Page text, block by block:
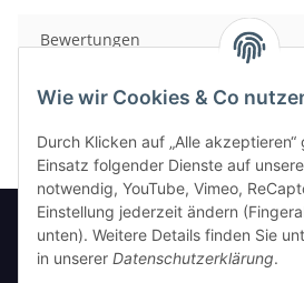
Bewertungen
Informationen
Wie wir Cookies & Co
Durch Klicken auf „Alle
Einsatz folgender Dienste auf
notwendig, YouTube, Vimeo,
Einstellung jederzeit ändern
unten). Weitere Details finden Sie
in unserer Datenschutzerklärung.